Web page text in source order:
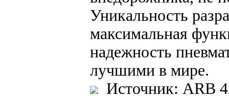
Уникальность
максимальная
надежность
лучшими в мире.
Источник: ARB